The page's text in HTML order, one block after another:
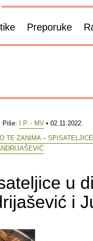
Preporuke
Piše: I.P. - MV • 02.11.2022.
TE ZANIMA –
u
i